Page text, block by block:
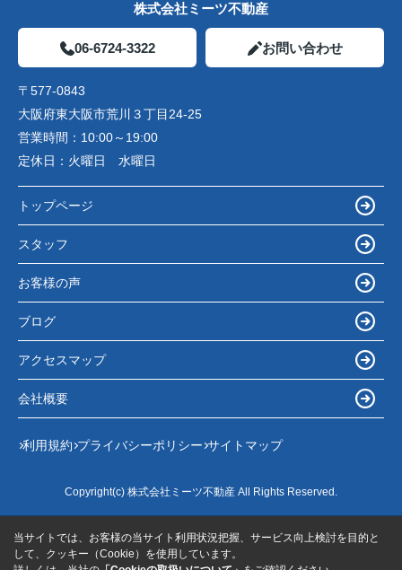
株式会社ミーツ不動産
06-6724-3322 お問い合わせ
〒577-0843
大阪府東大阪市荒川３丁目24-25
営業時間： 10:00～19:00
定休日： 火曜日 水曜日
トップページ
スタッフ
お客様の声
ブログ
アクセスマップ
会社概要
利用規約 プライバシーポリシー サイトマップ
Copyright(c) 株式会社ミーツ不動産 All Rights Reserved.
当サイトでは、お客様の当サイト利用状況把握、サービス向上検討を目的と
して、クッキー（Cookie）を使用しています。